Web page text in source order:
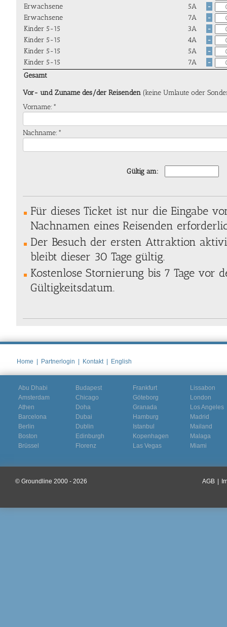
Erwachsene 5A -
Erwachsene 7A -
Kinder 5-15 3A -
Kinder 5-15 4A -
Kinder 5-15 5A -
Kinder 5-15 7A -
Gesamt
Vor- und Zuname des/der Reisenden (keine Umlaute oder
Vorname:*
Nachname:*
Gültig am:
Für dieses Ticket ist nur die Eingabe
Nachnamen eines Reisenden
Der Besuch der ersten Attraktion
bleibt dieser 30 Tage gültig.
Kostenlose Stornierung bis 7 Tage vor
Gültigkeitsdatum.
Home | Partnerlogin | Kontakt | English
Abu Dhabi
Amsterdam
Athen
Barcelona
Berlin
Boston
Brüssel
Budapest
Chicago
Doha
Dubai
Dublin
Edinburgh
Florenz
Frankfurt
Göteborg
Granada
Hamburg
Istanbul
Kopenhagen
Las Vegas
Lissabon
London
Los Angeles
Madrid
Mailand
Malaga
Miami
© Groundline 2000 - 2026 AGB |